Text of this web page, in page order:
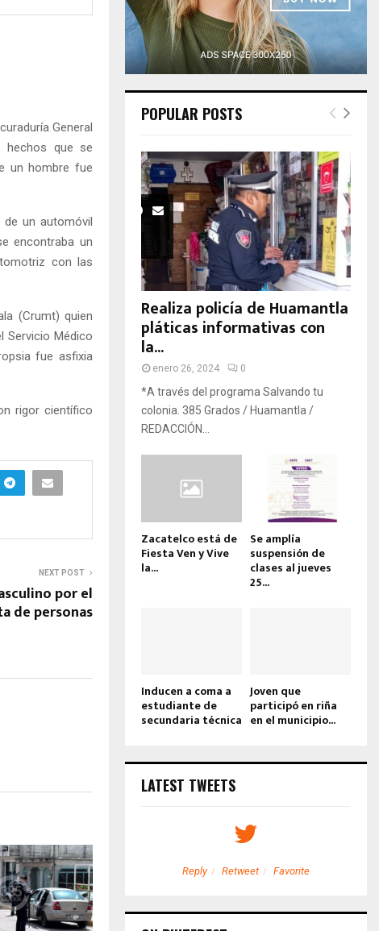
General
hechos que se
un hombre fue
un automóvil
encontraba un
con las
(Crumt) quien
Servicio Médico
fue asfixia
rigor científico
NEXT POST
por el
de personas
POPULAR POSTS
Realiza policía de Huamantla
pláticas informativas con
la...
enero 26, 2024 0
*A través del programa Salvando tu
colonia. 385 Grados / Huamantla /
REDACCIÓN...
Zacatelco está de
Fiesta Ven y Vive
la...
Se amplía
suspensión de
clases al jueves
25...
Inducen a coma a
estudiante de
secundaria técnica
Joven que
participó en riña
en el municipio...
LATEST TWEETS
Retweet Favorite Reply Retweet Favorite